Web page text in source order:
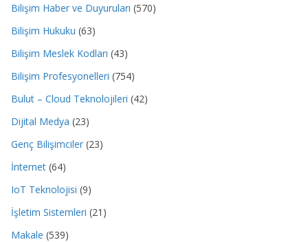
Bilişim Haber ve Duyuruları (570)
Bilişim Hukuku (63)
Bilişim Meslek Kodları (43)
Bilişim Profesyonelleri (754)
Bulut – Cloud Teknolojileri (42)
Dijital Medya (23)
Genç Bilişimciler (23)
İnternet (64)
IoT Teknolojisi (9)
İşletim Sistemleri (21)
Makale (539)